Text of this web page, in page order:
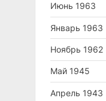
Июнь 1963
Январь 1963
Ноябрь 1962
Май 1945
Апрель 1943